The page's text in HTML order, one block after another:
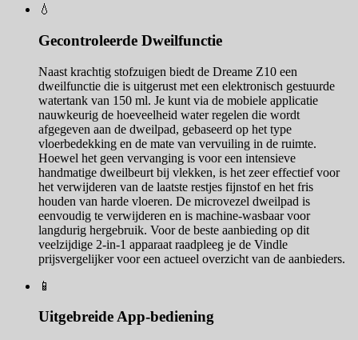
💧
Gecontroleerde Dweilfunctie
Naast krachtig stofzuigen biedt de Dreame Z10 een
dweilfunctie die is uitgerust met een elektronisch gestuurde
watertank van 150 ml. Je kunt via de mobiele applicatie
nauwkeurig de hoeveelheid water regelen die wordt
afgegeven aan de dweilpad, gebaseerd op het type
vloerbedekking en de mate van vervuiling in de ruimte.
Hoewel het geen vervanging is voor een intensieve
handmatige dweilbeurt bij vlekken, is het zeer effectief voor
het verwijderen van de laatste restjes fijnstof en het fris
houden van harde vloeren. De microvezel dweilpad is
eenvoudig te verwijderen en is machine-wasbaar voor
langdurig hergebruik. Voor de beste aanbieding op dit
veelzijdige 2-in-1 apparaat raadpleeg je de Vindle
prijsvergelijker voor een actueel overzicht van de aanbieders.
📱
Uitgebreide App-bediening